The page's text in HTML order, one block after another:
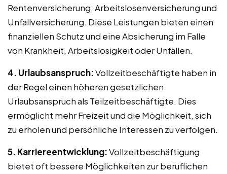
Rentenversicherung, Arbeitslosenversicherung und
Unfallversicherung. Diese Leistungen bieten einen
finanziellen Schutz und eine Absicherung im Falle
von Krankheit, Arbeitslosigkeit oder Unfällen.
4. Urlaubsanspruch:Vollzeitbeschäftigte haben in
der Regel einen höheren gesetzlichen
Urlaubsanspruch als Teilzeitbeschäftigte. Dies
ermöglicht mehr Freizeit und die Möglichkeit, sich
zu erholen und persönliche Interessen zu verfolgen.
5. Karriereentwicklung:Vollzeitbeschäftigung
bietet oft bessere Möglichkeiten zur beruflichen